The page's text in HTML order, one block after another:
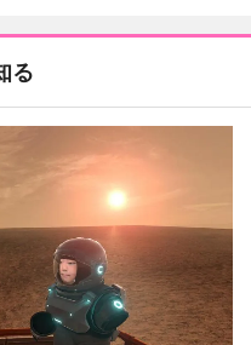
る